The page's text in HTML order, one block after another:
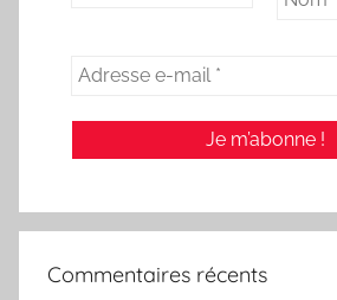
Commentaires récents